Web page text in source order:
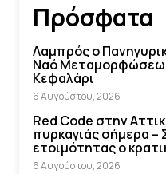
Πρόσφατα
Λαμπρός ο
Ναό
Κεφαλάρι
6 Αυγούστου, 2026
Red Code στην
πυρκαγιάς σήμερα
ετοιμότητας ο
6 Αυγούστου, 2026